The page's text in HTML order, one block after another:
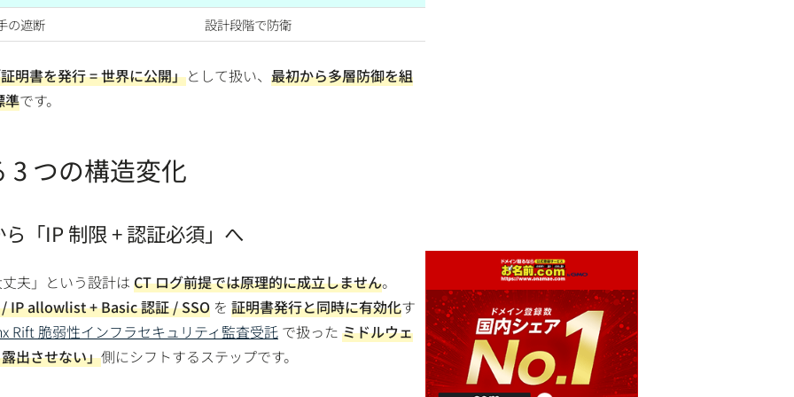
の遮断
設計段階で防衛
明書を発行 = 世界に公開」として扱い、 最初から多層防御を組
準です。
3 つの構造変化
「IP 制限 + 認証必須」へ
夫」という設計は CT ログ前提では原理的に成立しません。
IP allowlist + Basic 認証 / SSO を 証明書発行と同時に有効化す
Rift 脆弱性インフラセキュリティ監査受託 で扱った ミドルウェ
出させない」側にシフトするステップです。